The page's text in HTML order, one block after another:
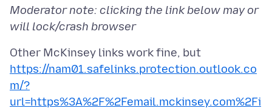
Moderator note: clicking the link below may or
will lock/crash browser
Other McKinsey links work fine, but
https://nam01.safelinks.protection.outlook.co
m/?
url=https%3A%2F%2Femail.mckinsey.com%2Fi